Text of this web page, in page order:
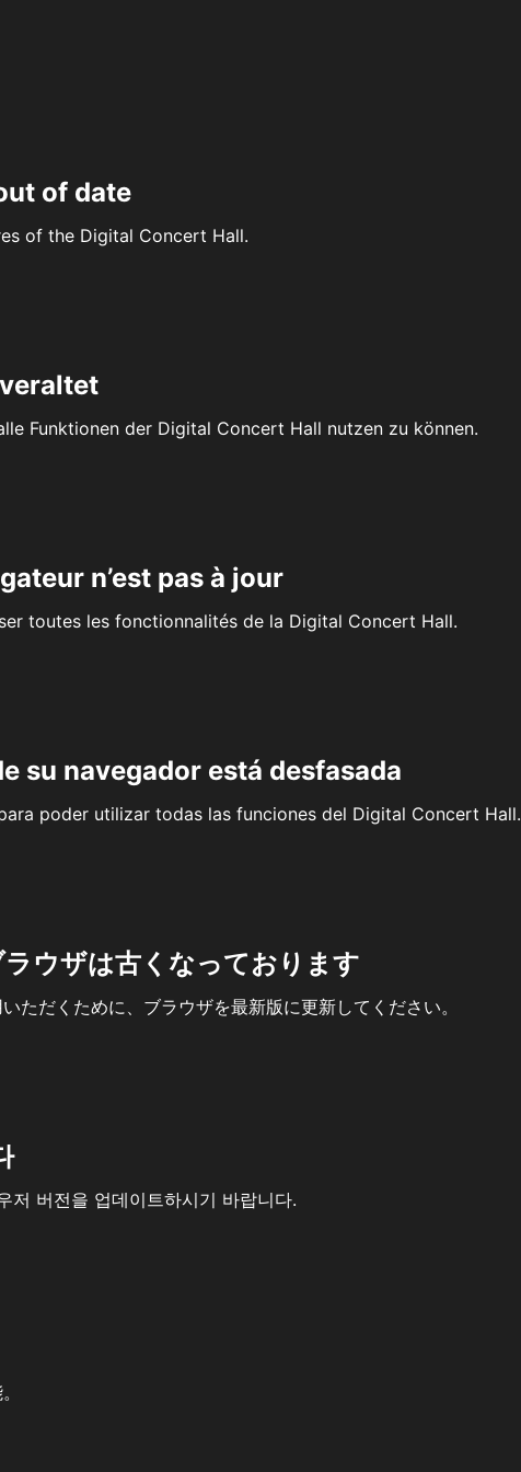
of date
of the Digital Concert Hall.
Funktionen der Digital Concert Hall nutzen zu können.
n’est pas à jour
toutes les fonctionnalités de la Digital Concert Hall.
su navegador está desfasada
poder utilizar todas las funciones del Digital Concert Hall.
ウザは古くなっております
ただくために、ブラウザを最新版に更新してください。
저 버전을 업데이트하시기 바랍니다.